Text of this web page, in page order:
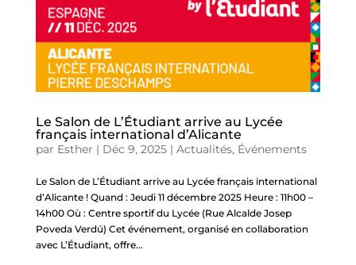
Le Salon de L’Étudiant arrive au Lycée
français international d’Alicante
par Esther | Déc 9, 2025| Actualités, Événements
Le Salon de L’Étudiant arrive au Lycée français international
d’Alicante ! Quand : Jeudi 11 décembre 2025 Heure : 11h00 –
14h00 Où : Centre sportif du Lycée (Rue Alcalde Josep
Poveda Verdú) Cet événement, organisé en collaboration
avec L’Étudiant, offre...